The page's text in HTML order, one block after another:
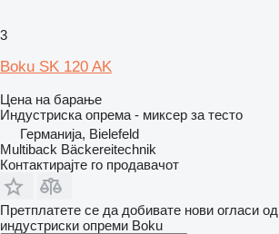
3
Boku SK 120 AK
Цена на барање
Индустриска опрема - миксер за тесто
Германија, Bielefeld
Multiback Bäckereitechnik
Контактирајте го продавачот
Претплатете се да добивате нови огласи
индустриски опреми Boku